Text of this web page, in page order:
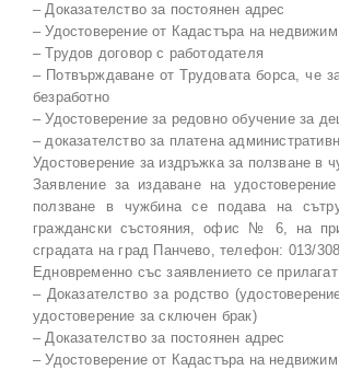
– Доказателство за постоянен адрес
– Удостоверение от Кадастъра на
– Трудов договор с работодателя
– Потвърждаване от Трудовата борса, че
безработно
– Удостоверение за редовно обучение за
– доказателство за платена
Удостоверение за издръжка за ползване в
Заявление за издаване на
ползване в чужбина се подава на
граждански състояния, офис № 6, на
сградата на град Панчево, телефон: 013/
Едновременно със заявлението се
– Доказателство за родство
удостоверение за сключен брак)
– Доказателство за постоянен адрес
– Удостоверение от Кадастъра на